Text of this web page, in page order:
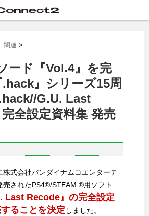
関連 >
ード『Vol.4』を完
』シリーズ15周
G.U. Last
全設定資料集 発売
株式会社バンダイナムコエンターテ
売されたPS4®/STEAM ®用ソフト
Last Recode』の完全設定
ることを決定 しました。